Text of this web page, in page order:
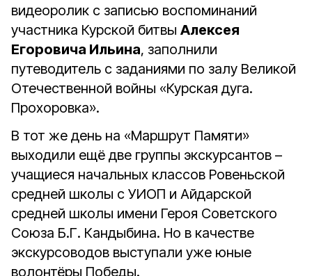
видеоролик с записью воспоминаний
участника Курской битвы Алексея
Егоровича Ильина, заполнили
путеводитель с заданиями по залу Великой
Отечественной войны «Курская дуга.
Прохоровка».
В тот же день на «Маршрут Памяти»
выходили ещё две группы экскурсантов –
учащиеся начальных классов Ровеньской
средней школы с УИОП и Айдарской
средней школы имени Героя Советского
Союза Б.Г. Кандыбина. Но в качестве
экскурсоводов выступали уже юные
волонтёры Победы.